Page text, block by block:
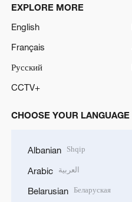
EXPLORE MORE
English
Français
Русский
CCTV+
CHOOSE YOUR LANGUAGE
Albanian Shqip
Arabic العربية
Belarusian Беларуская